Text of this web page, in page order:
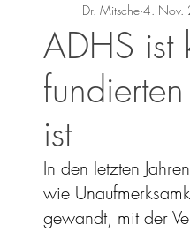
Psychologische Themen
ADHS ist
ist
Dr. Mitsche 4. Nov.
In den letzten
wie
gewandt, mit der